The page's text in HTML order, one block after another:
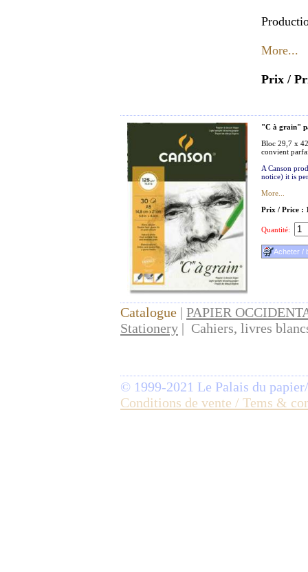
More...
Prix /
"C à grain"
Bloc 29,7 x
convient
A Canson
notice) it is
More...
Prix / Price :
Quantité:
Catalogue | PAPIER
Stationery | Cahiers, livres
© 1999-2021 Le Palais du
Conditions de vente / Tems &